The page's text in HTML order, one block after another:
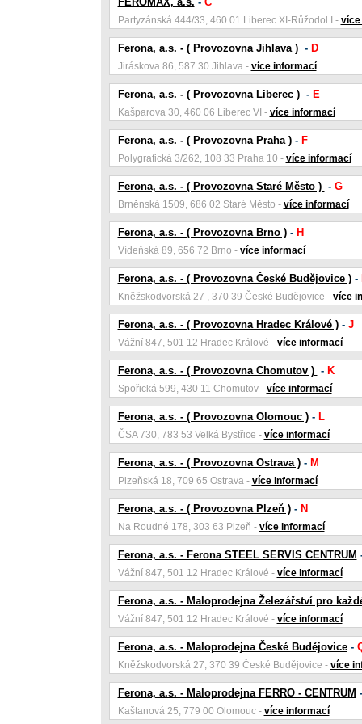
Partyzánská 444/33, 460 01 Liberec XI-Růžodol I - více
Ferona, a.s. - ( Provozovna Jihlava ) - D
Jiráskova 86, 587 30 Jihlava - více informací
Ferona, a.s. - ( Provozovna Liberec ) - E
Kašparova 30, 460 06 Liberec VI - více informací
Ferona, a.s. - ( Provozovna Praha )- F
Polygrafická 3/262, 108 33 Praha 10 - více informací
Ferona, a.s. - ( Provozovna Staré Město ) - G
Brněnská 1509, 686 02 Staré Město - více informací
Ferona, a.s. - ( Provozovna Brno )- H
Vídeňská 89, 656 72 Brno - více informací
Ferona, a.s. - ( Provozovna České Budějovice )-
Kněžskodvorská 27 , 370 39 České Budějovice - více
Ferona, a.s. - ( Provozovna Hradec Králové )- J
Vážní 847, 501 12 Hradec Králové - více informací
Ferona, a.s. - ( Provozovna Chomutov ) - K
Spořická 599, 430 11 Chomutov - více informací
Ferona, a.s. - ( Provozovna Olomouc )- L
ČSA 730, 783 53 Velká Bystřice - více informací
Ferona, a.s. - ( Provozovna Ostrava )- M
Plzeňská 18, 709 65 Ostrava - více informací
Ferona, a.s. - ( Provozovna Plzeň )- N
Na Roudné 178, 303 63 Plzeň - více informací
Ferona, a.s. - Ferona STEEL SERVIS CENTRUM
Vážní 847, 501 12 Hradec Králové - více informací
Ferona, a.s. - Maloprodejna Železářství pro
Vážní 847, 501 12 Hradec Králové - více informací
Ferona, a.s. - Maloprodejna České Budějovice-
Kněžskodvorská 27, 370 39 České Budějovice - více
Ferona, a.s. - Maloprodejna FERRO - CENTRUM -
Kaštanová 25, 779 00 Olomouc - více informací